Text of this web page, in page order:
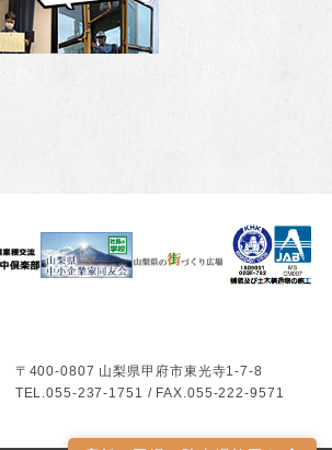
〒400-0807 山梨県甲府市東光寺1-7-8
TEL.055-237-1751 / FAX.055-222-9571